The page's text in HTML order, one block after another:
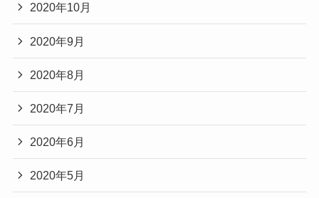
2020年10月
2020年9月
2020年8月
2020年7月
2020年6月
2020年5月